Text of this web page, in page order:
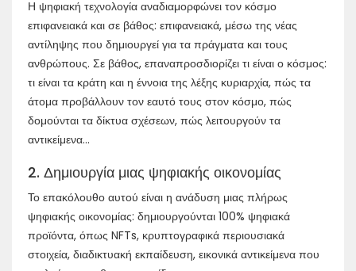
Η ψηφιακή τεχνολογία αναδιαμορφώνει τον κόσμο
επιφανειακά και σε βάθος: επιφανειακά, μέσω της νέας
αντίληψης που δημιουργεί για τα πράγματα και τους
ανθρώπους. Σε βάθος, επαναπροσδιορίζει τι είναι ο κόσμος:
τι είναι τα κράτη και η έννοια της λέξης κυριαρχία, πώς τα
άτομα προβάλλουν τον εαυτό τους στον κόσμο, πώς
δομούνται τα δίκτυα σχέσεων, πώς λειτουργούν τα
αντικείμενα...
2. Δημιουργία μιας ψηφιακής οικονομίας
Το επακόλουθο αυτού είναι η ανάδυση μιας πλήρως
ψηφιακής οικονομίας: δημιουργούνται 100% ψηφιακά
προϊόντα, όπως NFTs, κρυπτογραφικά περιουσιακά
στοιχεία, διαδικτυακή εκπαίδευση, εικονικά αντικείμενα που